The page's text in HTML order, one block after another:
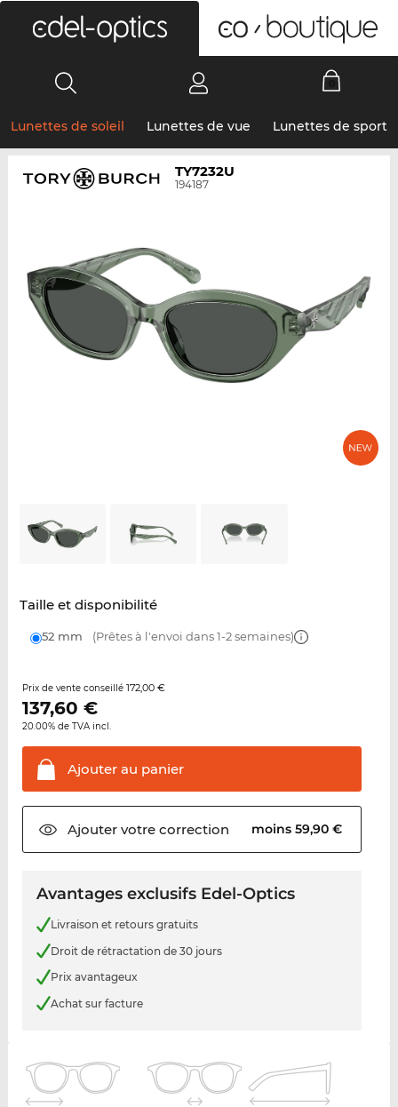
Lunettes de soleil Lunettes de vue Lunettes de sport
TY7232U
194187
Taille et disponibilité
52 mm (Prêtes à l'envoi dans 1-2 semaines)
Prix de vente conseillé 172,00 €
137,60 €
20.00% de TVA incl.
Ajouter au panier
Ajouter votrecorrection moins 59,90 €
Avantages exclusifs Edel-Optics
Livraison et retours gratuits
Droit de rétractation de 30 jours
Prix avantageux
Achat sur facture